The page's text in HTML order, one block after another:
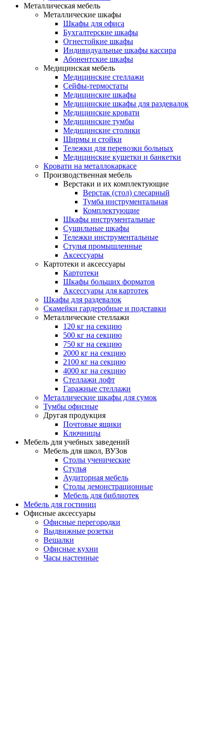
Металлическая мебель
Металлические шкафы
Шкафы для офиса
Бухгалтерские шкафы
Огнестойкие шкафы
Индивидуальные шкафы кассира
Абонентские шкафы
Медицинская мебель
Медицинские стеллажи
Сейфы-термостаты
Медицинские шкафы
Медицинские шкафы для раздевалок
Медицинские кровати
Медицинские тумбы
Медицинские столики
Ширмы и стойки
Тележки для перевозки больных
Медицинские кушетки и банкетки
Кровати на металлокаркасе
Производственная мебель
Верстаки и их комплектующие
Верстак (стол) слесарный
Тумба инструментальная
Комплектующие
Шкафы инструментальные
Сушильные шкафы
Тележки инструментальные
Стулья промышленные
Аксессуары
Картотеки и аксессуары
Картотеки
Шкафы больших форматов
Аксессуары для картотек
Шкафы для раздевалок
Скамейки гардеробные и подставки
Металлические стеллажи
120 кг на секцию
500 кг на секцию
750 кг на секцию
2000 кг на секцию
2100 кг на секцию
4000 кг на секцию
Стеллажи лофт
Гаражные стеллажи
Металлические шкафы для сумок
Тумбы офисные
Другая продукция
Почтовые ящики
Ключницы
Мебель для учебных заведений
Мебель для школ, ВУЗов
Столы ученические
Стулья
Аудиторная мебель
Столы демонстрационные
Мебель для библиотек
Мебель для гостиниц
Офисные аксессуары
Офисные перегородки
Выдвижные розетки
Вешалки
Офисные кухни
Часы настенные